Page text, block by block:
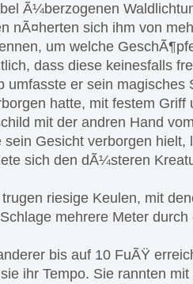
Ã¼berzogenen
nÃ¤herten sich ihm von
um welche
dass diese keinesfalls
umfasste er sein magisches
hatte, mit festem Griff
mit der andren Hand
sein Gesicht verborgen hielt,
sich den dÃ¼steren
riesige Keulen, mit
mehrere Meter
bis auf 10 FuÃŸ
ihr Tempo. Sie rannten